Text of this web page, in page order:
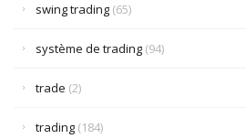
swing trading (65)
système de trading (94)
trade (2)
trading (184)